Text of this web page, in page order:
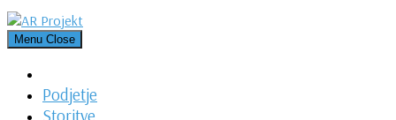
Skip
to
content
Menu Close
Podjetje
Storitve